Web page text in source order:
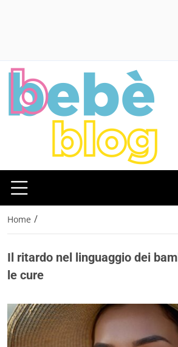
Home /
Il ritardo nel linguaggio dei
le cure